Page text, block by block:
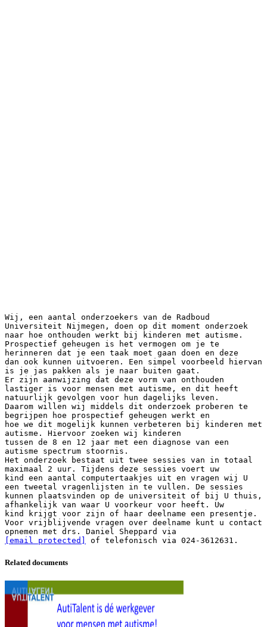
Wij, een aantal onderzoekers van de Radboud
Universiteit Nijmegen, doen op dit moment onderzoek
naar hoe onthouden werkt bij kinderen met autisme.
Prospectief geheugen is het vermogen om je te
herinneren dat je een taak moet gaan doen en deze
dan ook kunnen uitvoeren. Een simpel voorbeeld hiervan
is je jas pakken als je naar buiten gaat.
Er zijn aanwijzing dat deze vorm van onthouden
lastiger is voor mensen met autisme, en dit heeft
natuurlijk gevolgen voor hun dagelijks leven.
Daarom willen wij middels dit onderzoek proberen te
begrijpen hoe prospectief geheugen werkt en
hoe we dit mogelijk kunnen verbeteren bij kinderen met
autisme. Hiervoor zoeken wij kinderen
tussen de 8 en 12 jaar met een diagnose van een
autisme spectrum stoornis.
Het onderzoek bestaat uit twee sessies van in totaal
maximaal 2 uur. Tijdens deze sessies voert uw
kind een aantal computertaakjes uit en vragen wij U
een tweetal vragenlijsten in te vullen. De sessies
kunnen plaatsvinden op de universiteit of bij U thuis,
afhankelijk van waar U voorkeur voor heeft. Uw
kind krijgt voor zijn of haar deelname een presentje.
Voor vrijblijvende vragen over deelname kunt u contact
[email protected]
Related documents